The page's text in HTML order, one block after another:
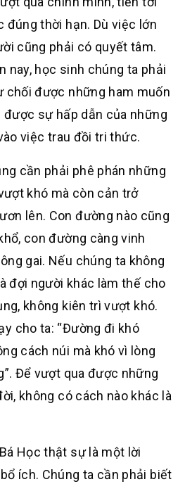
đúng thời hạn. Dù việc lớn
cũng phải có quyết tâm.
nay, học sinh chúng ta phải
chối được những ham muốn
được sự hấp dẫn của những
việc trau đồi tri thức.
cần phải phê phán những
khó mà còn cản trở
lên. Con đường nào cũng
con đường càng vinh
gai. Nếu chúng ta không
đợi người khác làm thế cho
không kiên trì vượt khó.
cho ta: “Đường đi khó
cách núi mà khó vì lòng
Để vượt qua được những
không có cách nào khác là
Học thật sự là một lời
ích. Chúng ta cần phải biết